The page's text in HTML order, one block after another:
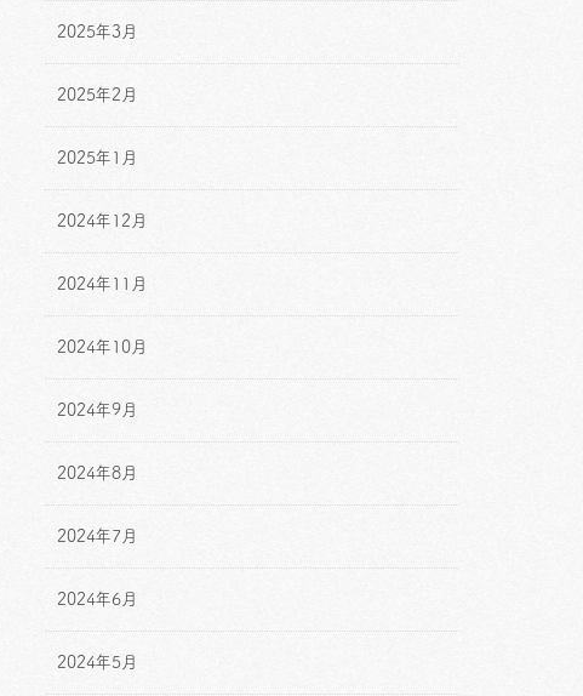
2025年3月
2025年2月
2025年1月
2024年12月
2024年11月
2024年10月
2024年9月
2024年8月
2024年7月
2024年6月
2024年5月